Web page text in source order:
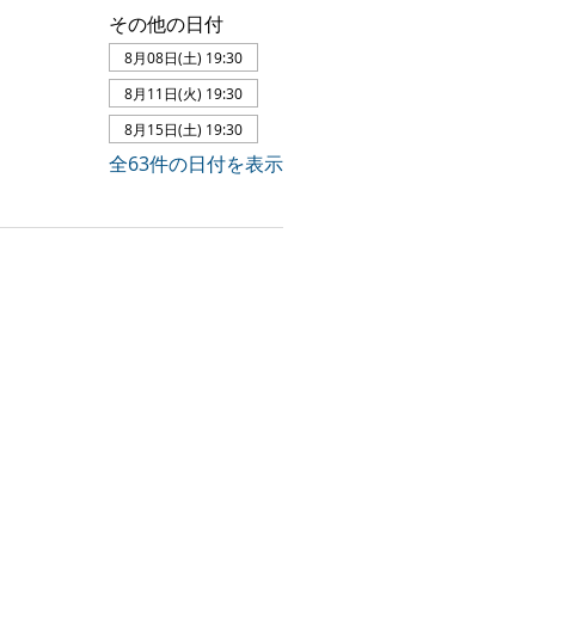
その他の日付
8月08日(土) 19:30
8月11日(火) 19:30
8月15日(土) 19:30
全63件の日付を表示